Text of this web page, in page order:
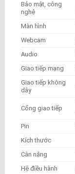
Bảo mật, công
nghệ
Màn hình
Webcam
Audio
Giao tiếp mạng
Giao tiếp không
dây
Cổng giao tiếp
Pin
Kích thước
Cân nặng
Hệ điều hành